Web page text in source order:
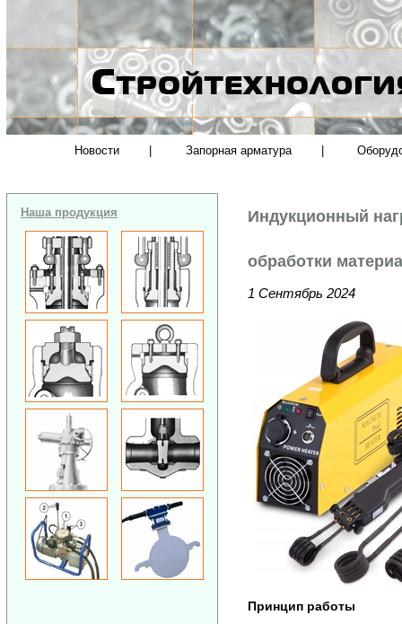
Новости Запорная арматура
Наша продукция Индукционный
обработки
1 Сентябрь 2024
Принцип работы